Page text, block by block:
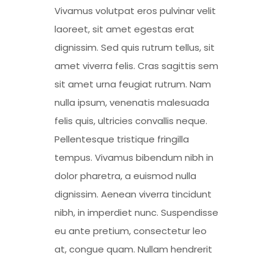
Vivamus volutpat eros pulvinar velit
laoreet, sit amet egestas erat
dignissim. Sed quis rutrum tellus, sit
amet viverra felis. Cras sagittis sem
sit amet urna feugiat rutrum. Nam
nulla ipsum, venenatis malesuada
felis quis, ultricies convallis neque.
Pellentesque tristique fringilla
tempus. Vivamus bibendum nibh in
dolor pharetra, a euismod nulla
dignissim. Aenean viverra tincidunt
nibh, in imperdiet nunc. Suspendisse
eu ante pretium, consectetur leo
at, congue quam. Nullam hendrerit